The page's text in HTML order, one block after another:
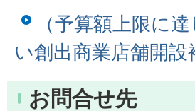
（予算額上限に
い創出商業店舗開設
お問合せ先